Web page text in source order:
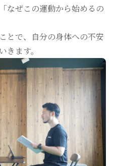
なぜこの運動から始めるの
とで、自分の身体への不安
ます。